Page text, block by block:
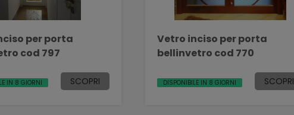
per porta
cod 797
IN 8 GIORNI SCOPRI
Vetro inciso per porta
bellinvetro cod 770
DISPONIBILE IN 8 GIORNI SCOPRI